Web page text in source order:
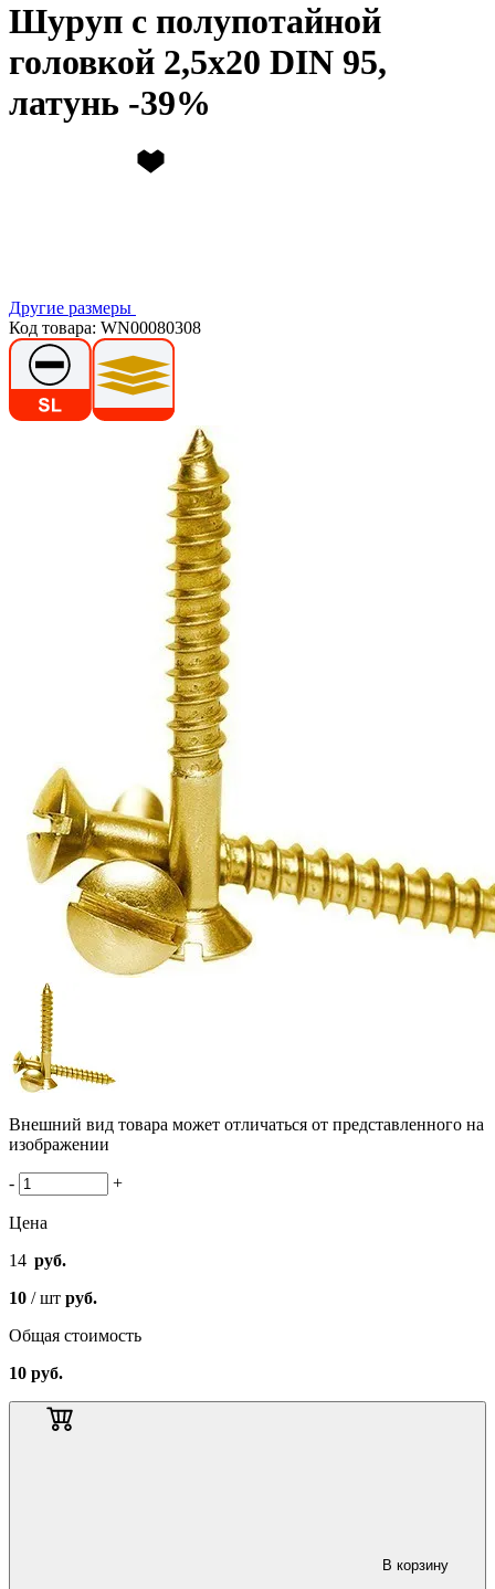
Шуруп с полупотайной
головкой 2,5х20 DIN 95,
латунь
Другие размеры
Код товара: WN00080308
Внешний вид товара может отличаться от представленного на
изображении
- +
Цена
14 руб.
10 / шт руб.
Общая стоимость
10 руб.
В корзину